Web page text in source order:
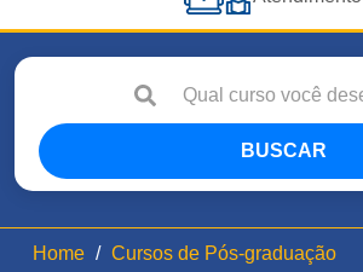
BUSCAR
Home
Cursos de Pós-graduação